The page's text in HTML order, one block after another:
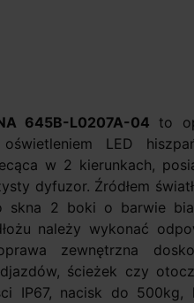
645B-L0207A-04 to
oświetleniem LED
w 2 kierunkach,
dyfuzor. Źródłem
skna 2 boki o barwie
należy wykonać
zewnętrzna
ścieżek czy
IP67, nacisk do 500kg,